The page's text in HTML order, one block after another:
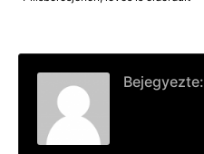
Bejegyezte: